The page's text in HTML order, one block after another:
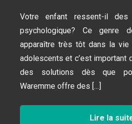
Votre enfant ressent-il des
psychologique? Ce genre
apparaître très tôt dans la
adolescents et c’est important
des solutions dès que
Waremme offre des […]
Lire la